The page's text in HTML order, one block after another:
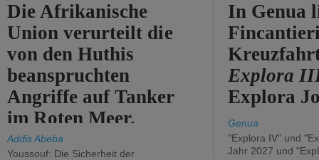
Die Afrikanische
Union verurteilt die
von den Huthis
beanspruchten
Angriffe auf Tanker
im Roten Meer.
Addis Abeba
Youssouf: Die Sicherheit der
In Genua
Explora
Explora
Genua
"Explora IV" und
Jahr 2027 und